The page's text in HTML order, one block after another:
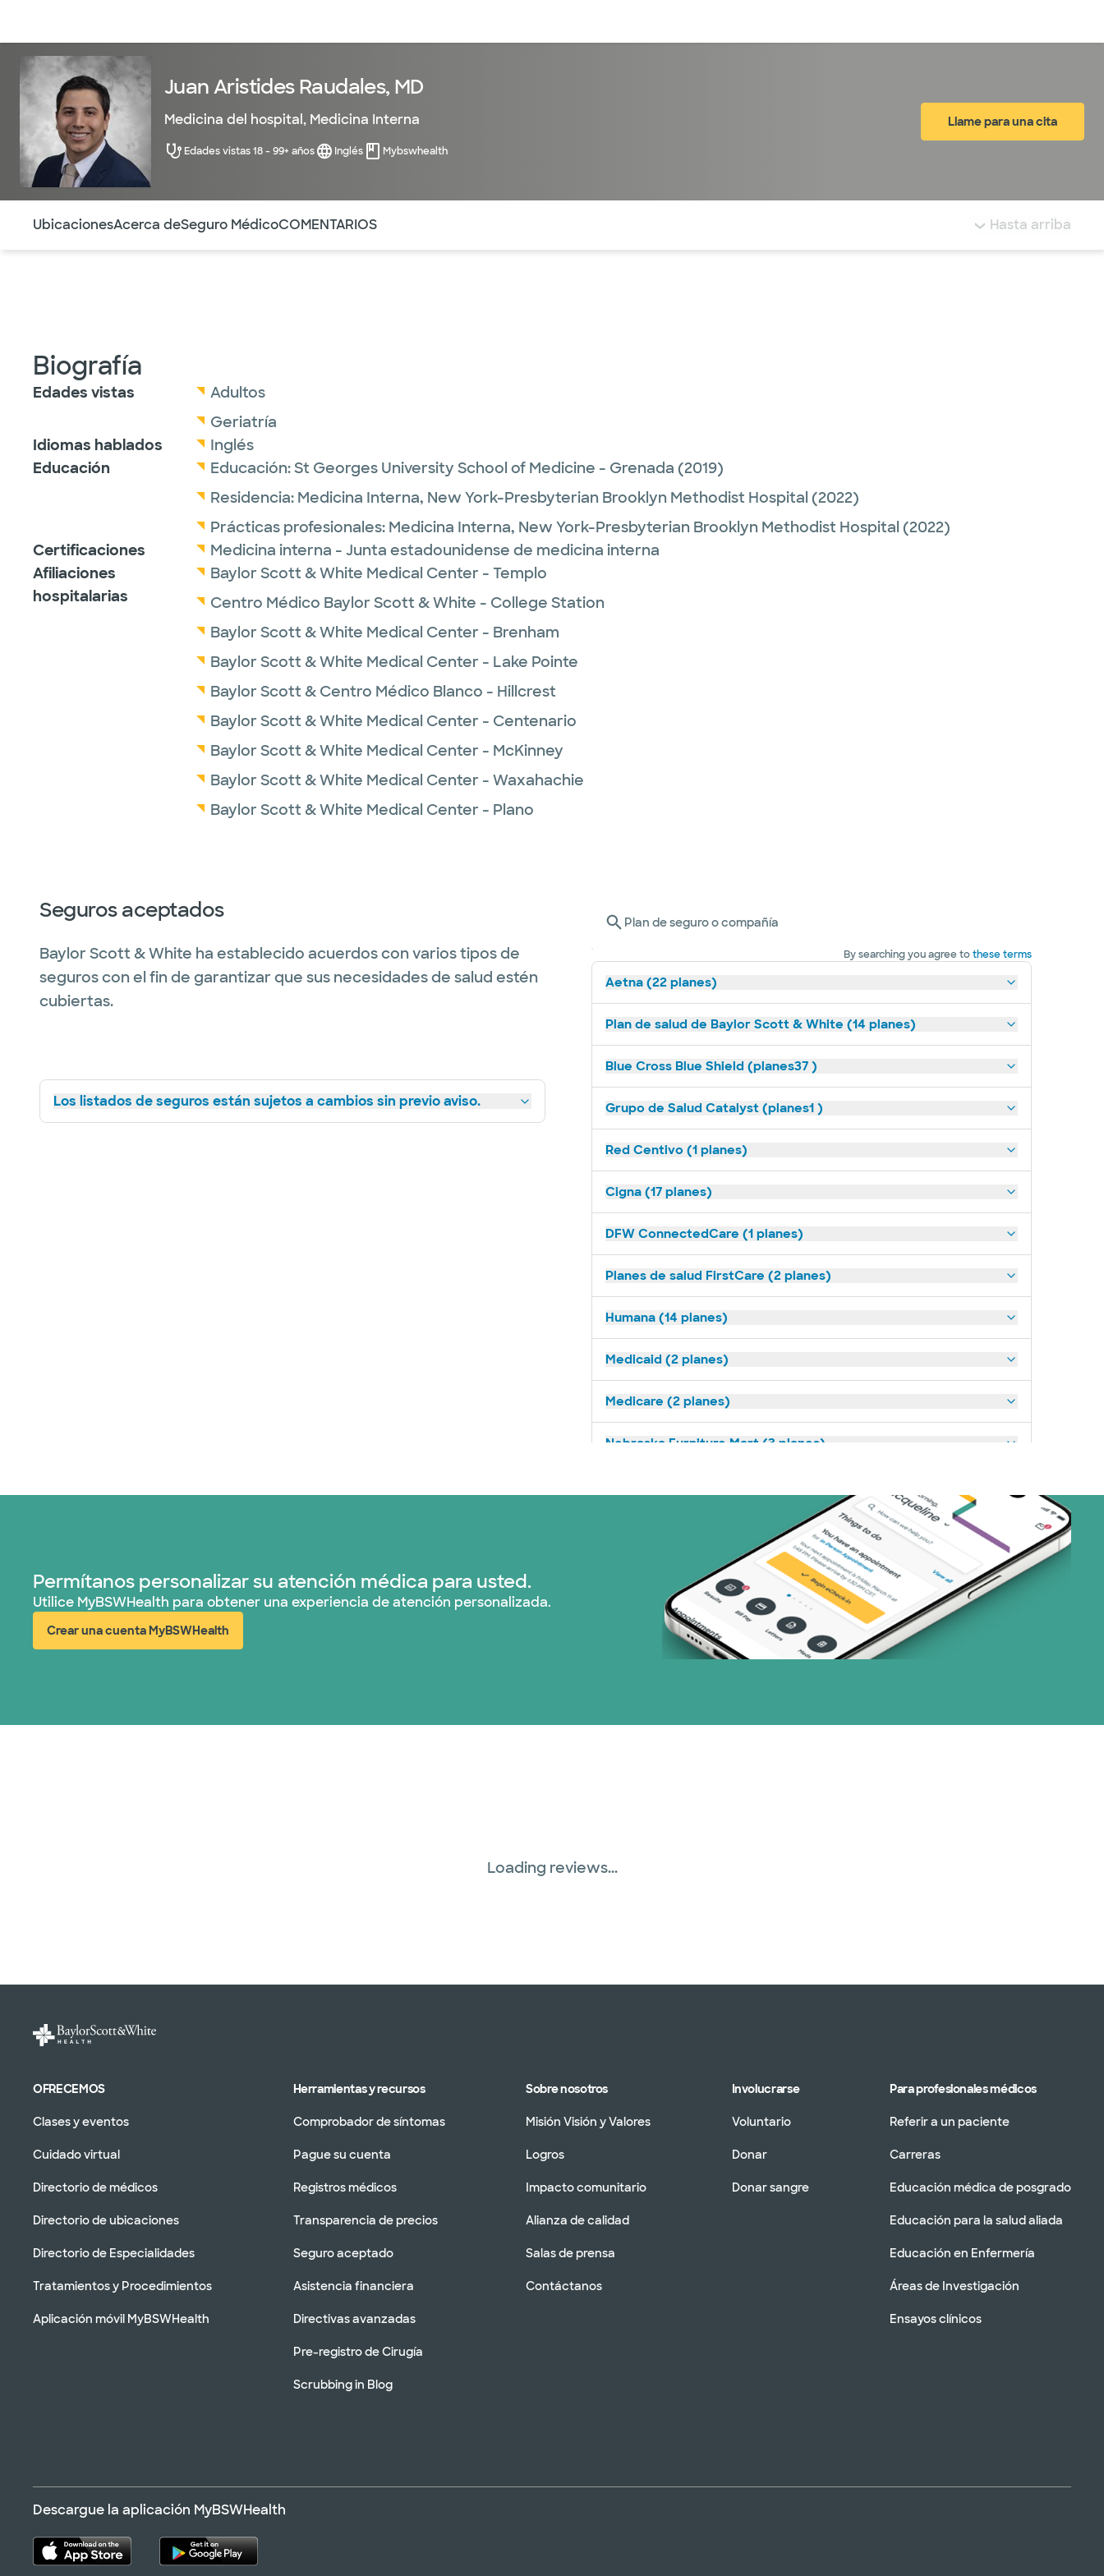
Juan Aristides Raudales, MD
Medicina del hospital , Medicina Interna
Edades vistas 18 - 99+ años Inglés Mybswhealth
Llame para una cita
UbicacionesAcerca deSeguro MédicoCOMENTARIOS Hasta arriba
Biografía
Edades vistas
Adultos
Geriatría
Idiomas hablados
Inglés
Educación
Educación:St Georges University School of Medicine - Grenada (2019)
Residencia: Medicina Interna, New York-Presbyterian Brooklyn Methodist Hospital (2022)
Prácticas profesionales: Medicina Interna, New York-Presbyterian Brooklyn Methodist Hospital (2022)
Certificaciones
Medicina interna - Junta estadounidense de medicina interna
Afiliaciones
hospitalarias
Baylor Scott & White Medical Center - Templo
Centro Médico Baylor Scott & White - College Station
Baylor Scott & White Medical Center - Brenham
Baylor Scott & White Medical Center - Lake Pointe
Baylor Scott & Centro Médico Blanco - Hillcrest
Baylor Scott & White Medical Center - Centenario
Baylor Scott & White Medical Center - McKinney
Baylor Scott & White Medical Center - Waxahachie
Baylor Scott & White Medical Center - Plano
Seguros aceptados
Baylor Scott & White ha establecido acuerdos con varios tipos de
seguros con el fin de garantizar que sus necesidades de salud estén
cubiertas.
Los listados de seguros están sujetos a cambios sin previo aviso.
Plan de seguro o compañía
By searching you agree tothese terms
Aetna (22 planes)
Plan de salud de Baylor Scott & White (14 planes)
Blue Cross Blue Shield (planes37 )
Grupo de Salud Catalyst (planes1 )
Red Centivo (1 planes)
Cigna (17 planes)
DFW ConnectedCare (1 planes)
Planes de salud FirstCare (2 planes)
Humana (14 planes)
Medicaid (2 planes)
Medicare (2 planes)
Nebraska Furniture Mart (3 planes)
Plan de Salud Superior (19 planes)
Tricare (3 planes)
TriWest HealthCare (1 planes)
Permítanos personalizar su atención médica para usted.
Utilice MyBSWHealth para obtener una experiencia de atención personalizada.
Crear una cuenta MyBSWHealth
(abre en ventana nueva)
Loading reviews...
OFRECEMOS
Clases y eventos
Cuidado virtual
Directorio de médicos
Directorio de ubicaciones
Directorio de Especialidades
Tratamientos y Procedimientos
Aplicación móvil MyBSWHealth
Herramientas y recursos
Comprobador de síntomas
Pague su cuenta
Registros médicos
Transparencia de precios
Seguro aceptado
Asistencia financiera
Directivas avanzadas
Pre-registro de Cirugía
Scrubbing in Blog
Sobre nosotros
Misión Visión y Valores
Logros
Impacto comunitario
Alianza de calidad
Salas de prensa
Contáctanos
Involucrarse
Voluntario
Donar
Donar sangre
Para profesionales médicos
Referir a un paciente
Carreras
Educación médica de posgrado
Educación para la salud aliada
Educación en Enfermería
Áreas de Investigación
Ensayos clínicos
Descargue la aplicación MyBSWHealth